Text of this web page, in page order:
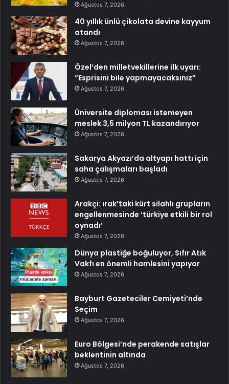
Ağustos 7, 2026
40 yıllık ünlü çikolata devine kayyum
atandı
Ağustos 7, 2026
Özel’den milletvekillerine ilk uyarı:
“Esprisini bile yapmayacaksınız”
Ağustos 7, 2026
Üniversite diploması istemeyen
meslek 3,5 milyon TL kazandırıyor
Ağustos 7, 2026
Sakarya Akyazı’da altyapı hattı için
saha çalışmaları başladı
Ağustos 7, 2026
Arakçi: ırak’taki kürt silahlı grupların
engellenmesinde ‘türkiye etkili bir rol
oynadı’
Ağustos 7, 2026
Dünya plastiğe boğuluyor, Sıfır Atık
Vakfı en önemli hamlesini yapıyor
Ağustos 7, 2026
Bayburt Gazeteciler Cemiyeti’nde
Seçim
Ağustos 7, 2026
Euro Bölgesi’nde perakende satışlar
beklentinin altında
Ağustos 7, 2026